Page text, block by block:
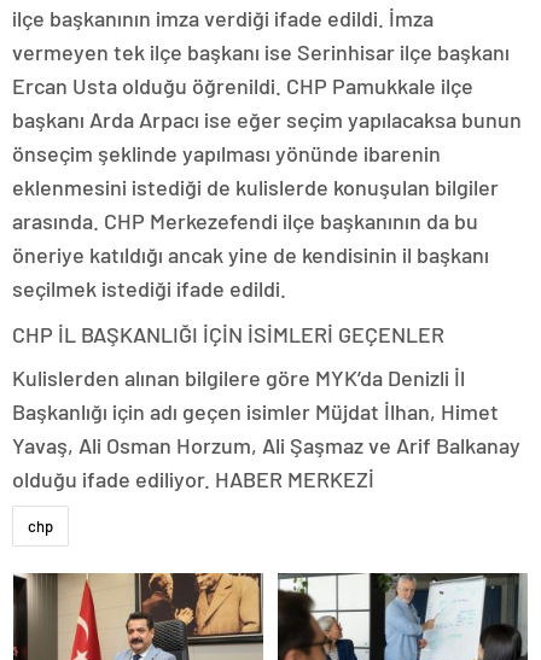
ilçe başkanının imza verdiği ifade edildi. İmza
vermeyen tek ilçe başkanı ise Serinhisar ilçe başkanı
Ercan Usta olduğu öğrenildi. CHP Pamukkale ilçe
başkanı Arda Arpacı ise eğer seçim yapılacaksa bunun
önseçim şeklinde yapılması yönünde ibarenin
eklenmesini istediği de kulislerde konuşulan bilgiler
arasında. CHP Merkezefendi ilçe başkanının da bu
öneriye katıldığı ancak yine de kendisinin il başkanı
seçilmek istediği ifade edildi.
CHP İL BAŞKANLIĞI İÇİN İSİMLERİ GEÇENLER
Kulislerden alınan bilgilere göre MYK’da Denizli İl
Başkanlığı için adı geçen isimler Müjdat İlhan, Himet
Yavaş, Ali Osman Horzum, Ali Şaşmaz ve Arif Balkanay
olduğu ifade ediliyor. HABER MERKEZİ
chp